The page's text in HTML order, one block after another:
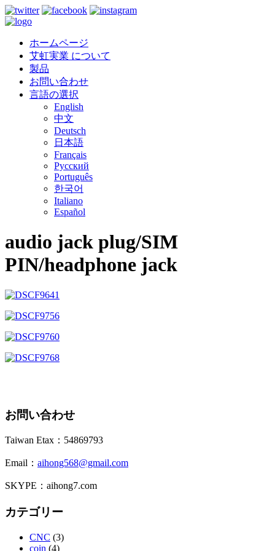
ホームページ
艾虹実業 について
製品
お問い合わせ
言語の選択
English
中文
Deutsch
日本語
Français
Русский
Português
한국어
Italiano
Español
audio jack plug/SIM
PIN/headphone jack
お問い合わせ
Taiwan Etax：54869793
Email： aihong568@gmail.com
SKYPE：aihong7.com
カテゴリー
CNC (3)
coin (4)